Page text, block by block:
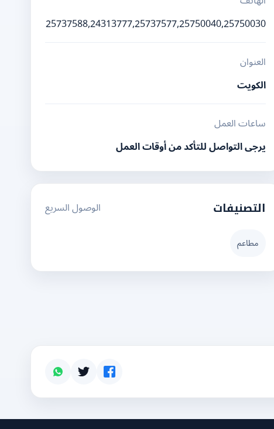
25737588,24313777,25737577,25750040,25750030
العنوان
الكويت
ساعات العمل
يرجى التواصل للتأكد من أوقات العمل
التصنيفات الوصول السريع
مطاعم